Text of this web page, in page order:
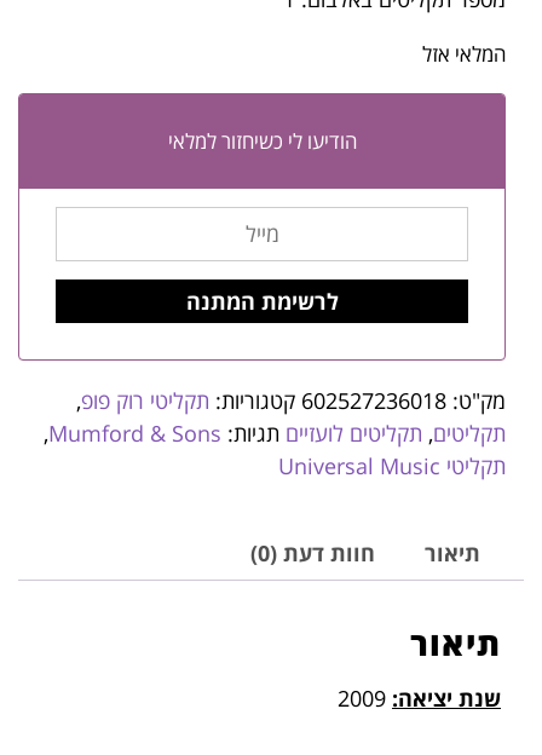
המלאי אזל
הודיעו לי כשיחזור למלאי
מק"ט: 602527236018 קטגוריות: תקליטי רוק פופ,
תקליטים, תקליטים לועזיים תגיות: Mumford & Sons
,
תקליטי Universal Music
תיאור חוות דעת (0)
תיאור
שנת יציאה: